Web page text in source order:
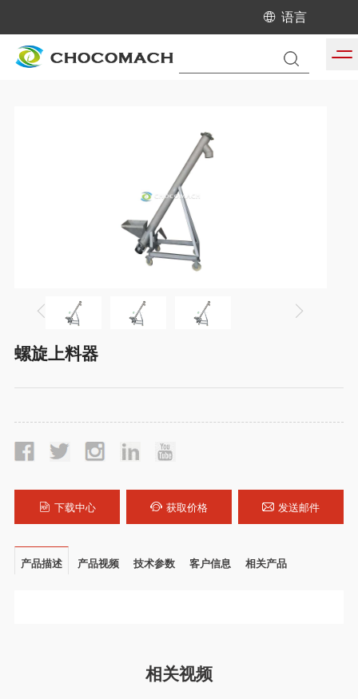
语言
当前位置: 首页/ 产品中心 液压榨油机配套设备
螺旋上料器
下载中心 获取价格 发送邮件
产品描述 产品视频 技术参数 客户信息 相关产品
相关视频